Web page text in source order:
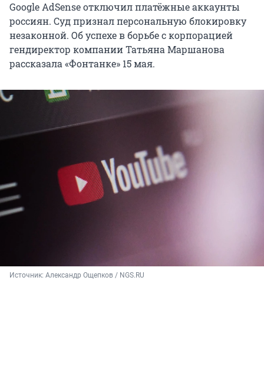
Google AdSense отключил платёжные аккаунты
россиян. Суд признал персональную блокировку
незаконной. Об успехе в борьбе с корпорацией
гендиректор компании Татьяна Маршанова
рассказала «Фонтанке» 15 мая.
Источник: Александр Ощепков / NGS.RU